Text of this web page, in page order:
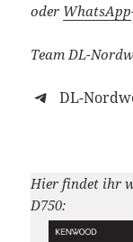
oder WhatsApp
Team DL-
DL-
Hier findet ihr
D750: